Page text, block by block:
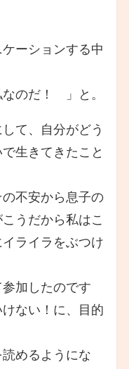
ーションする中
なのだ！ 」と。
て、自分がどう
生きてきたこと
不安から息子の
うだから私はこ
ライラをぶつけ
加したのです
ない！に、目的
めるようにな